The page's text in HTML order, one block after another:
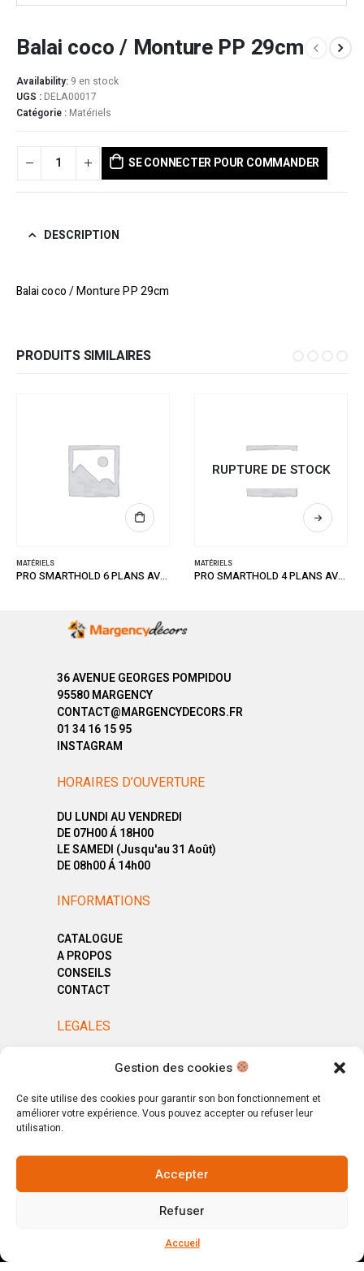
Gestion des cookies
Ce site utilise des cookies pour garantir son bon fonctionnement et
améliorer votre expérience. Vous pouvez accepter ou refuser leur
utilisation.
Accepter
Refuser
Accueil
Balai coco / Monture PP 29cm
Availability: 9 en stock
UGS : DELA00017
Catégorie : Matériels
SE CONNECTER POUR COMMANDER
DESCRIPTION
Balai coco / Monture PP 29cm
PRODUITS SIMILAIRES
MATÉRIELS
PRO SMARTHOLD 6 PLANS AVEC POIGNEE
RUPTURE DE STOCK
MATÉRIELS
PRO SMARTHOLD 4 PLANS AVEC POIGNEE
36 AVENUE GEORGES POMPIDOU
95580 MARGENCY
CONTACT@MARGENCYDECORS.FR
01 34 16 15 95
INSTAGRAM
HORAIRES D’OUVERTURE
DU LUNDI AU VENDREDI
DE 07H00 Á 18H00
LE SAMEDI (Jusqu'au 31 Août)
DE 08h00 Á 14h00
INFORMATIONS
CATALOGUE
A PROPOS
CONSEILS
CONTACT
LEGALES
MENTIONS LÉGALES
CGV
© Copyright 2025. All Rights Reserved.
Votre magasin, votre intérieur.